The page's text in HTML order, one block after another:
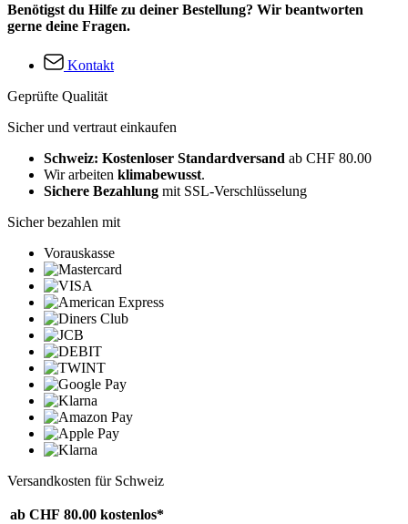
Benötigst du Hilfe zu deiner Bestellung? Wir beantworten
gerne deine Fragen.
Kontakt
Geprüfte Qualität
Sicher und vertraut einkaufen
Schweiz: Kostenloser Standardversand ab CHF 80.00
Wir arbeiten klimabewusst.
Sichere Bezahlung mit SSL-Verschlüsselung
Sicher bezahlen mit
Vorauskasse
Versandkosten für Schweiz
ab CHF 80.00 kostenlos*